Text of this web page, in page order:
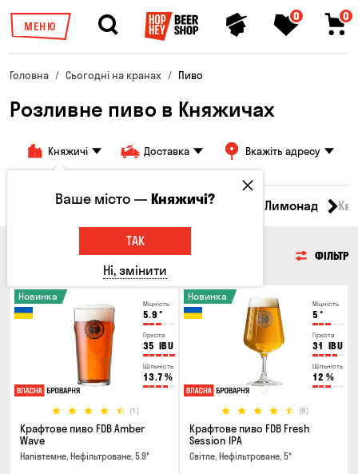
МЕНЮ
0 0
Головна Сьогодні на кранах Пиво
Розливне пиво в Княжичах
Княжичі Доставка Вкажіть адресу
Всі товари Пиво Сидр Лимонад
ФІЛЬТР
Міцність
5.9 °
Гіркота
35 IBU
Щільність
13.7 %
(1)
Новинка
Крафтове пиво FDB Amber
Wave
Напівтемне, Нефільтроване, 5.9°
Міцність
5 °
Гіркота
31 IBU
Щільність
12 %
(6)
Новинка
Крафтове пиво FDB Fresh
Session IPA
Світле, Нефільтроване, 5°
Ваше місто —Княжичі?
ТАК
Ні, змінити